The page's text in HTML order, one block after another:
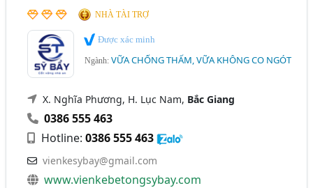
NHÀ TÀI TRỢ
Được xác minh
Ngành:VỮA CHỐNG THẤM, VỮA KHÔNG CO NGÓT
X. Nghĩa Phương, H. Lục Nam, Bắc Giang
0386 555 463
Hotline:0386 555 463
vienkesybay@gmail.com
www.vienkebetongsybay.com